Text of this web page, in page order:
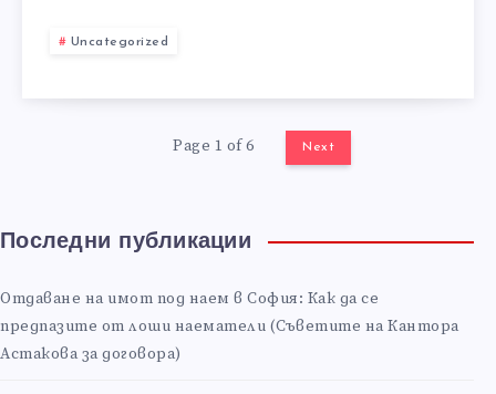
Uncategorized
Page 1 of 6 Next
Последни публикации
Отдаване на имот под наем в София: Как да се
предпазите от лоши наематели (Съветите на Кантора
Астакова за договора)